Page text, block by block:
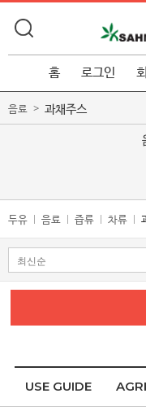
홈 로그인
음료 과채주스
두유 음료 즙류 차류
USE GUIDE